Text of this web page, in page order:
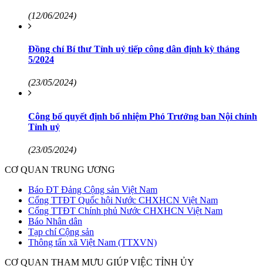
(12/06/2024)
Đồng chí Bí thư Tỉnh uỷ tiếp công dân định kỳ tháng
5/2024
(23/05/2024)
Công bố quyết định bổ nhiệm Phó Trưởng ban Nội chính
Tỉnh uỷ
(23/05/2024)
CƠ QUAN TRUNG ƯƠNG
Báo ĐT Đảng Cộng sản Việt Nam
Cổng TTĐT Quốc hội Nước CHXHCN Việt Nam
Cổng TTĐT Chính phủ Nước CHXHCN Việt Nam
Báo Nhân dân
Tạp chí Cộng sản
Thông tấn xã Việt Nam (TTXVN)
CƠ QUAN THAM MƯU GIÚP VIỆC TỈNH ỦY